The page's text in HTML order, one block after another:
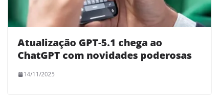
Atualização GPT-5.1 chega ao
ChatGPT com novidades poderosas
14/11/2025